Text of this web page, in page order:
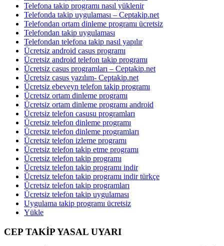
Telefona takip programı nasıl yüklenir
Telefonda takip uygulaması – Ceptakip.net
Telefondan ortam dinleme programı ücretsiz
Telefondan takip uygulaması
Telefondan telefona takip nasıl yapılır
Ücretsiz android casus programı
Ücretsiz android telefon takip programı
Ücretsiz casus programları – Ceptakip.net
Ücretsiz casus yazılım- Ceptakip.net
Ücretsiz ebeveyn telefon takip programı
Ücretsiz ortam dinleme programı
Ücretsiz ortam dinleme programı android
Ücretsiz telefon casusu programları
Ücretsiz telefon dinleme programı
Ücretsiz telefon dinleme programları
Ücretsiz telefon izleme programı
Ücretsiz telefon takip etme programı
Ücretsiz telefon takip programı
Ücretsiz telefon takip programı indir
Ücretsiz telefon takip programı indir türkçe
Ücretsiz telefon takip programları
Ücretsiz telefon takip uygulaması
Uygulama takip programı ücretsiz
Yükle
CEP TAKİP YASAL UYARI